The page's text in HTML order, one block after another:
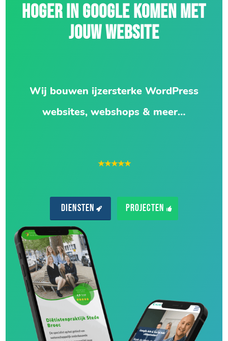
HOGER IN GOOGLE KOMEN MET
JOUW WEBSITE
Wij bouwen ijzersterke WordPress
websites, webshops & meer…
★★★★★
Diensten Projecten